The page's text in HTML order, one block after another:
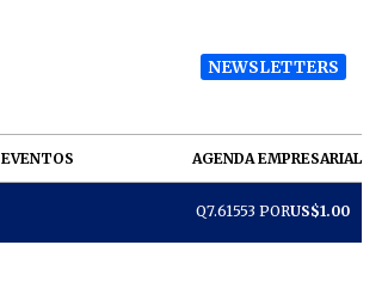
NEWSLETTERS
EVENTOS AGENDA EMPRESARIAL
Q7.61553 PORUS$1.00